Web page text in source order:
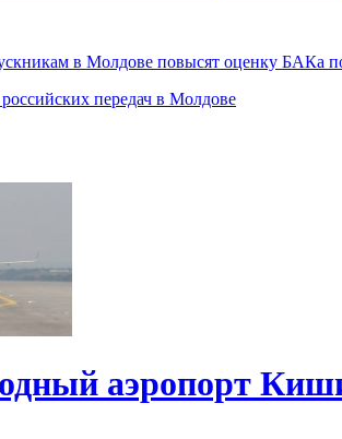
в Молдове повысят оценку БАКа
передач в Молдове
аэропорт